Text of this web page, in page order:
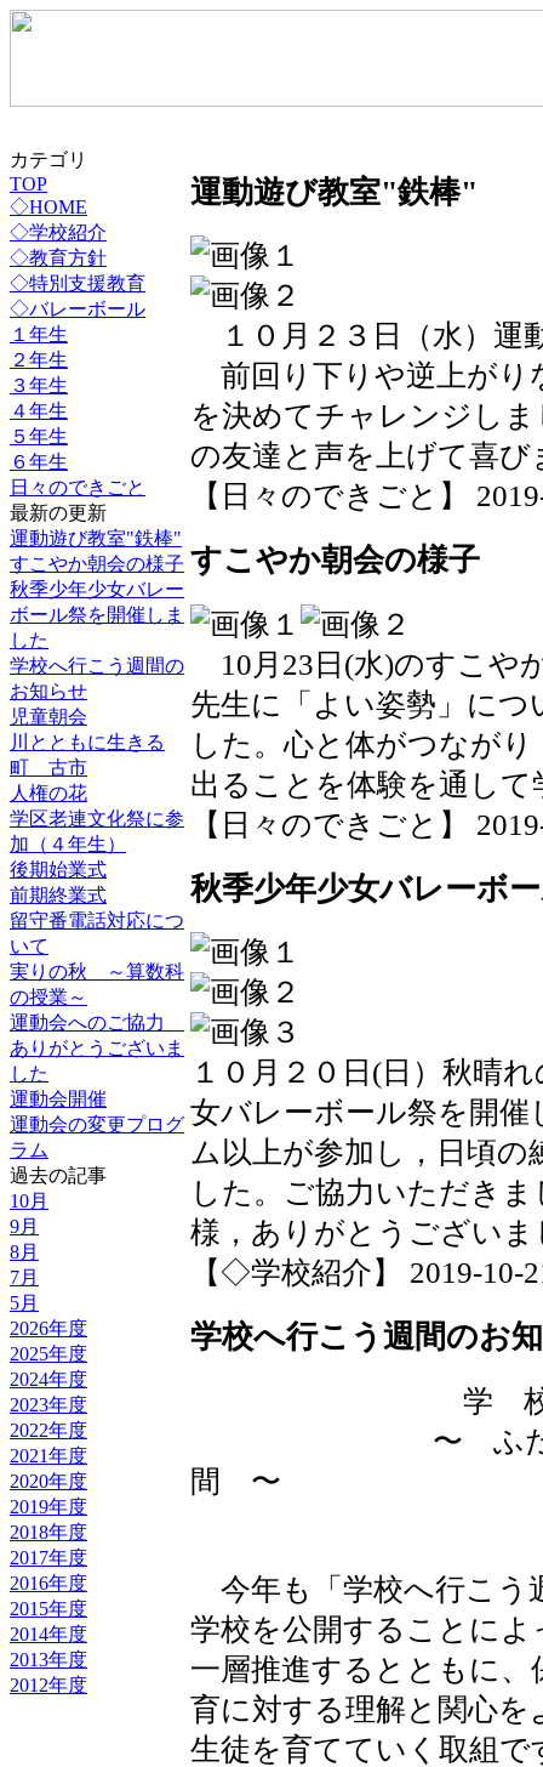
カテゴリ
TOP
◇HOME
◇学校紹介
◇教育方針
◇特別支援教育
◇バレーボール
１年生
２年生
３年生
４年生
５年生
６年生
日々のできごと
最新の更新
運動遊び教室"鉄棒"
すこやか朝会の様子
秋季少年少女バレー
ボール祭を開催しま
した
学校へ行こう週間の
お知らせ
児童朝会
川とともに生きる
町 古市
人権の花
学区老連文化祭に参
加（４年生）
後期始業式
前期終業式
留守番電話対応につ
いて
実りの秋 ～算数科
の授業～
運動会へのご協力
ありがとうございま
した
運動会開催
運動会の変更プログ
ラム
過去の記事
10月
9月
8月
7月
5月
2026年度
2025年度
2024年度
2023年度
2022年度
2021年度
2020年度
2019年度
2018年度
2017年度
2016年度
2015年度
2014年度
2013年度
2012年度
運動遊び教室"鉄棒"
１０月２３日（水）運
前回り下りや逆上がり
を決めてチャレンジし
の友達と声を上げて喜び
【日々のできごと】
すこやか朝会の様子
10月23日(水)のすこや
先生に「よい姿勢」に
した。心と体がつなが
出ることを体験を通し
【日々のできごと】
秋季少年少女バレーボ
１０月２０日(日）秋晴
女バレーボール祭を開
ム以上が参加し，日頃
した。ご協力いただき
様，ありがとうございま
【◇学校紹介】 2019-10-
学校へ行こう週間のお
学 校 へ
〜 ふだんの学
間 〜
今年も「学校へ行こう
学校を公開することに
一層推進するとともに
育に対する理解と関心
生徒を育てていく取組で